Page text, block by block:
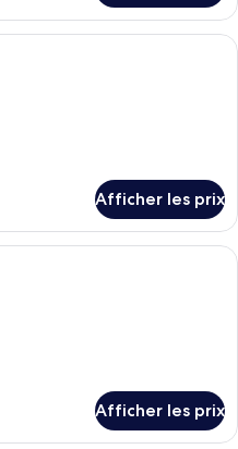
Une chambre d’hôtel avec deux
Afficher les prix
Une chambre d’hôtel avec un
Afficher les prix